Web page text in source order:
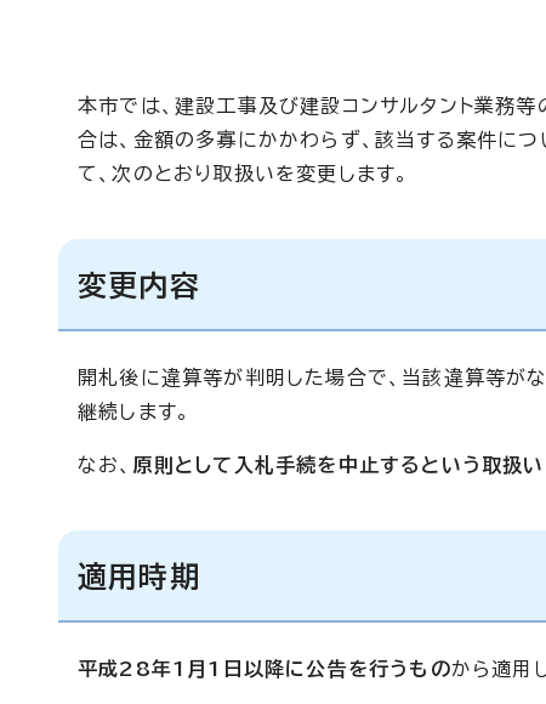
本市では、建設工事及び建設コンサルタント業務
合は、金額の多寡にかかわらず、該当する案件に
て、次のとおり取扱いを変更します。
変更内容
開札後に違算等が判明した場合で、当該違算等が
継続します。
なお、 原則として入札手続を中止するという取扱い
適用時期
平成28年1月1日以降に公告を行うものから適用